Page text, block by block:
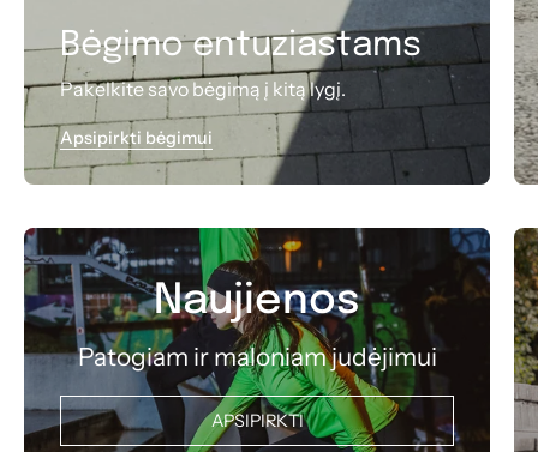
Bėgimo entuziastams
Pakelkite savo bėgimą į kitą lygį.
Apsipirkti bėgimui
Naujienos
Patogiam ir maloniam judėjimui
APSIPIRKTI